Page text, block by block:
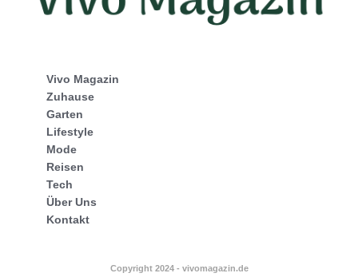
Vivo Magazin
Zuhause
Garten
Lifestyle
Mode
Reisen
Tech
Über Uns
Kontakt
Copyright 2024 - vivomagazin.de